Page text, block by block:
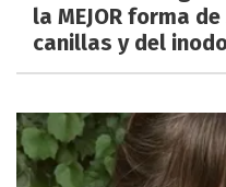
la MEJOR forma
canillas y del